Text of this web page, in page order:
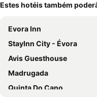
Estes hotéis também
Evora Inn
StayInn City - Évora
Avis Guesthouse
Madrugada
Quinta Do Cano